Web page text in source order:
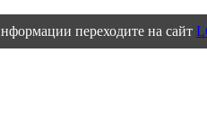
переходите на сайт